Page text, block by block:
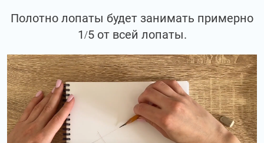
Полотно лопаты будет занимать примерно
1/5 от всей лопаты.